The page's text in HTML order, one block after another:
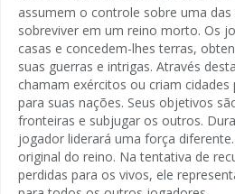
assumem o controle sobre uma
sobreviver em um reino morto. Os
casas e concedem-lhes terras,
suas guerras e intrigas. Através
chamam exércitos ou criam
para suas nações. Seus objetivos
fronteiras e subjugar os outros.
jogador liderará uma força
original do reino. Na tentativa de
perdidas para os vivos, ele